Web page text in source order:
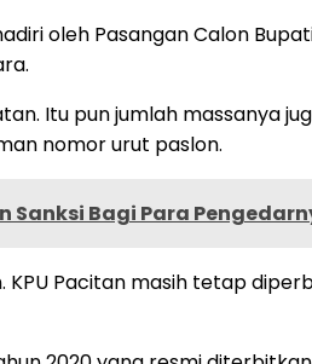
oleh Pasangan Calon
Itu pun jumlah massanya
nomor urut paslon.
Bagi Para
Pacitan masih tetap